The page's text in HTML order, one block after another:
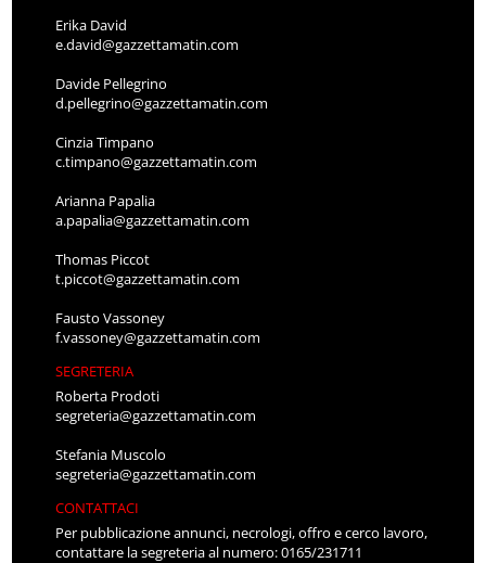
Erika David
e.david@gazzettamatin.com
Davide Pellegrino
d.pellegrino@gazzettamatin.com
Cinzia Timpano
c.timpano@gazzettamatin.com
Arianna Papalia
a.papalia@gazzettamatin.com
Thomas Piccot
t.piccot@gazzettamatin.com
Fausto Vassoney
f.vassoney@gazzettamatin.com
SEGRETERIA
Roberta Prodoti
segreteria@gazzettamatin.com
Stefania Muscolo
segreteria@gazzettamatin.com
CONTATTACI
Per pubblicazione annunci, necrologi, offro e cerco lavoro,
contattare la segreteria al numero: 0165/231711